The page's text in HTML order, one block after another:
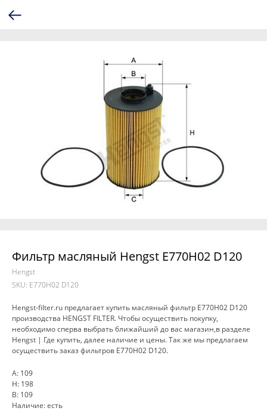
Фильтр масляный Hengst E770H02 D120
Hengst
SKU: E770H02 D120
Hengst-filter.ru предлагает купить масляный фильтр E770H02 D120
производства HENGST FILTER. Чтобы осуществить покупку,
необходимо сперва выбрать ближайший до вас магазин,в разделе
Hengst | Где купить, далее наличие и цены. Так же мы предлагаем
осуществить заказ фильтров E770H02 D120.
A: 109
H: 198
B: 109
Наличие: есть